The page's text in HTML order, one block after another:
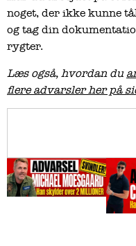
noget, der ikke kunne
og tag din
rygter.
Læs også, hvordan du
flere advarsler her på